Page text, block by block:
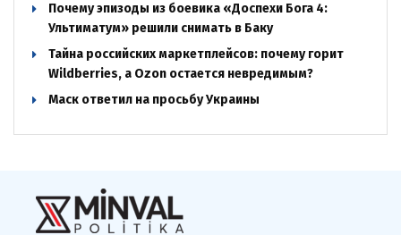
Почему эпизоды из боевика «Доспехи Бога 4:
Ультиматум» решили снимать в Баку
Тайна российских маркетплейсов: почему горит
Wildberries, а Ozon остается невредимым?
Маск ответил на просьбу Украины